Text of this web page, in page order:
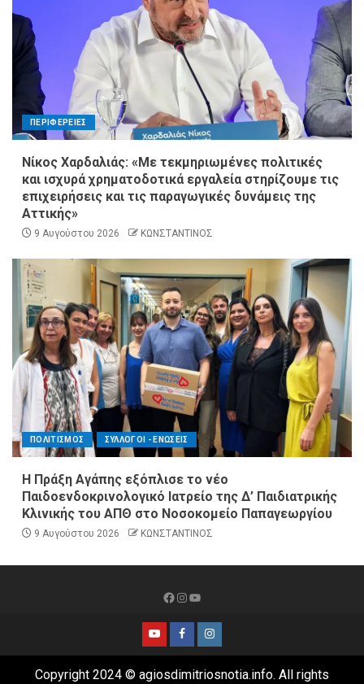
ΠΕΡΙΦΕΡΕΙΕΣ
Νίκος Χαρδαλιάς: «Με τεκμηριωμένες πολιτικές
και ισχυρά χρηματοδοτικά εργαλεία στηρίζουμε τις
επιχειρήσεις και τις παραγωγικές δυνάμεις της
Αττικής»
9 Αυγούστου 2026 ΚΩΝΣΤΑΝΤΙΝΟΣ
ΠΟΛΙΤΙΣΜΟΣ ΣΥΛΛΟΓΟΙ - ΕΝΩΣΕΙΣ
Η Πράξη Αγάπης εξόπλισε το νέο
Παιδοενδοκρινολογικό Ιατρείο της Δ’ Παιδιατρικής
Κλινικής του ΑΠΘ στο Νοσοκομείο Παπαγεωργίου
9 Αυγούστου 2026 ΚΩΝΣΤΑΝΤΙΝΟΣ
Copyright 2024 © agiosdimitriosnotia.info. All rights